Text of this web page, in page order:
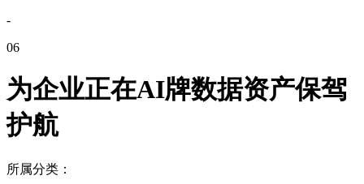
-
06
为企业正在AI牌数据资产保驾
护航
所属分类：